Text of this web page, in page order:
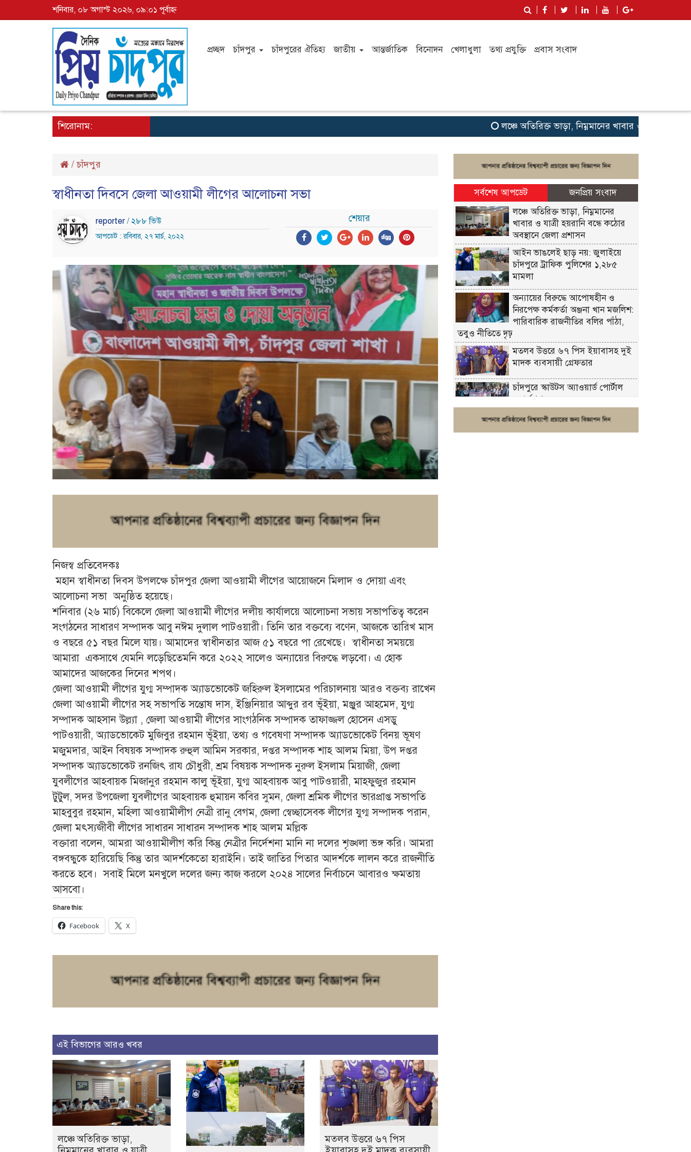
শনিবার, ০৮ অগাস্ট ২০২৬, ০৯:০১ পূর্বাহ্ন
প্রচ্ছদ চাঁদপুর চাঁদপুরের ঐতিহ্য জাতীয় আন্তর্জাতিক বিনোদন খেলাধুলা তথ্য প্রযুক্তি প্রবাস সংবাদ
শিরোনাম: লঞ্চে অতিরিক্ত ভাড়া, নিম্নমানের খাবার ও যাত্রী হয়রানি
/চাঁদপুর
স্বাধীনতা দিবসে জেলা আওয়ামী লী‌গের আ‌লোচনা সভা
reporter / ২৮৮ ভিউ
আপডেট : রবিবার, ২৭ মার্চ, ২০২২
শেয়ার
নিজস্ব প্রতিবেদকঃ
মহান স্বাধীনতা দিবস উপল‌ক্ষে চাঁদপুর জেলা আওয়ামী লী‌গের আ‌য়োজ‌নে মিলাদ ও দোয়া এবং
আ‌লোচনা সভা অনুষ্ঠিত হ‌য়ে‌ছে।
শ‌নিবার (২৬ মার্চ) বি‌কে‌লে জেলা আওয়ামী লী‌গের দলীয় কার্যাল‌য়ে আ‌লোচনা সভায় সভাপ‌তিত্ব ক‌রেন
সংগঠ‌নের সাধারণ সম্পাদক আবু নঈম দুলাল পাটওয়ারী। তি‌নি তার বক্ত‌ব্যে ব‌ণেন, আজ‌কে তা‌রিখ মাস
ও বছ‌রে ৫১ বছর মি‌লে যায়। আমা‌দের স্বাধীনতার আজ ৫১ বছরে পা রে‌খেছে। স্বাধীনতা সময়‌য়ে
আমারা একসাথে যেম‌নি ল‌ড়ে‌ছিতেম‌নি ক‌রে ২০২২ সা‌লেও অন‌্যা‌য়ের বিরু‌দ্ধে লড়বো। এ হোক
আমাদের আজ‌কের দি‌নের শপথ।
জেলা আওয়ামী লী‌গের যুগ্ম সম্পাদক অ‌্যাড‌ভো‌কেট জ‌হিরুল ইসলামের প‌রিচালনায় আরও বক্তব‌্য রা‌খেন
জেলা আওয়ামী লী‌গের সহ সভাপ‌তি স‌ন্তোষ দাস, ই‌ঞ্জি‌নিয়ার আব্দুর রব ভূঁইয়া, মঞ্জুর আহ‌মেদ, যুগ্ম
সম্পাদক আহসান উল্ল‌্যা , জেলা আওয়ামী লী‌গের সাংগঠ‌নিক সম্পাদক তাফাজ্জল হো‌সেন এসডু
পাটওয়ারী, অ‌্যাড‌ভো‌কেট মু‌জিবুর রহমান ভূঁইয়া, তথ‌্য ও গ‌বেষণা সম্পাদক অ‌্যাড‌ভোকেট বিনয় ভূষণ
মজুমদার, আইন বিষয়ক সম্পাদক রুহুল আ‌মিন সরকার, দপ্তর সম্পাদক শাহ আলম মিয়া, উপ দপ্তর
সম্পাদক অ‌্যাড‌ভো‌কেট রন‌জিৎ রায চৌধুরী, শ্রম বিষয়ক সম্পাদক নুরুল ইসলাম মিয়াজী, জেলা
যুবলী‌গের আহবায়ক মিজানুর রহমান কালু ভূঁইয়া, যুগ্ম আহবায়ক আবু পাটওয়ারী, মাহফুজুর রহমান
টুটুল, সদর উপ‌জেলা যুবলী‌গের আহবায়ক হুমায়ন ক‌বির সুমন, জেলা শ্রমিক লী‌গের ভারপ্রাপ্ত সভাপ‌তি
মাহবুবুর রহমান, ম‌হিলা আওয়ামীলীগ নেত্রী রানু বেগম, জেলা স্বেচ্ছা‌সেবক লী‌গের যুগ্ম সম্পাদক পরান,
জেলা মৎস‌্যজীবী লী‌গের সাধারন সাধারন সম্পাদক শাহ আলম ম‌ল্লিক
বক্তারা ব‌লেন, আমরা আওয়ামীলীগ ক‌রি কিন্তু নেত্রীর নি‌র্দেশনা মা‌নি না দ‌লের শৃঙ্খলা ভঙ্গ করি। আমরা
বঙ্গবন্ধুকে হা‌রি‌য়েছি কিন্তু তার আদর্শকেতো হারাই‌নি। তাই জা‌তির পিতার আদর্শকে লালন ক‌রে রাজনী‌তি
কর‌তে হ‌বে। সবাই মি‌লে মনখু‌লে দ‌লের জন‌্য কাজ কর‌লে ২০২৪ সা‌লের নির্বাচ‌নে আবারও ক্ষমতায়
আস‌বো।
Share this:
Facebook X
এই বিভাগের আরও খবর
লঞ্চে অতিরিক্ত ভাড়া,
মতলব উত্তরে ৬৭ পিস
সর্বশেষ আপডেট
জনপ্রিয় সংবাদ
লঞ্চে অতিরিক্ত ভাড়া, নিম্নমানের
খাবার ও যাত্রী হয়রানি বন্ধে কঠোর
অবস্থানে জেলা প্রশাসন
আইন ভাঙলেই ছাড় নয়: জুলাইয়ে
চাঁদপুরে ট্রাফিক পুলিশের ১,২৮৫
মামলা
অন্যায়ের বিরুদ্ধে আপোষহীন ও
নিরপেক্ষ কর্মকর্তা অঞ্জনা খান মজলিশ:
পারিবারিক রাজনীতির বলির পাঁঠা,
তবুও নীতিতে দৃঢ়
মতলব উত্তরে ৬৭ পিস ইয়াবাসহ দুই
মাদক ব্যবসায়ী গ্রেফতার
চাঁদপুরে স্কাউটস অ্যাওয়ার্ড পোর্টাল
ওয়ার্কশপ
ফরিদগঞ্জে চুরির আতঙ্ক: এক সপ্তাহে
২০টির বেশি ঘটনা, নিরাপত্তাহীনতায়